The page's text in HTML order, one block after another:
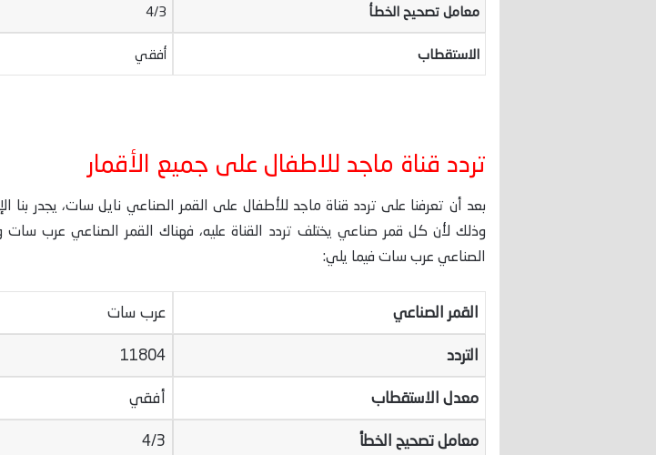
معامل تصحيح الخطأ 4/3
الاستقطاب أفقي
تردد قناة ماجد للاطفال على جميع الأقمار
بعد أن تعرفنا على تردد قناة ماجد للأطفال على القمر الصناعي نايل سات، يجدر
وذلك لأن كل قمر صناعي يختلف تردد القناة عليه، فهناك القمر الصناعي عرب سات
الصناعي عرب سات فيما يلي:
القمر الصناعي
عرب سات
التردد
11804
معدل الاستقطاب
أفقي
معامل تصحيح الخطأ
4/3